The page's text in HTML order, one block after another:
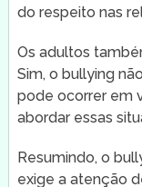
do respeito nas
Os adultos
Sim, o bullying
pode ocorrer em
abordar essas
Resumindo, o
exige a atenção